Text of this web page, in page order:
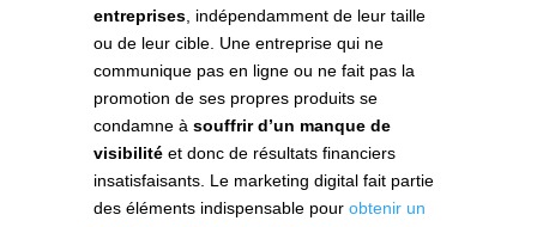
entreprises , indépendamment de leur taille
ou de leur cible. Une entreprise qui ne
communique pas en ligne ou ne fait pas la
promotion de ses propres produits se
condamne à souffrir d’un manque de
visibilité et donc de résultats financiers
insatisfaisants. Le marketing digital fait partie
des éléments indispensable pourobtenir un